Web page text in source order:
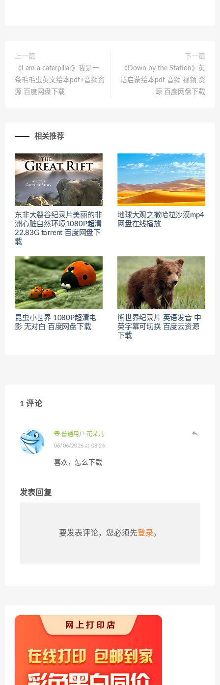
上一篇
《I am a caterpillar》我是一
条毛毛虫英文绘本pdf+音频资
源 百度网盘下载
下一篇
《Down by the Station》英
语启蒙绘本pdf 音频 视频 资
源 百度网盘下载
相关推荐
东非大裂谷纪录片美丽的非
洲心脏自然环境1080P超清
22.83G torrent 百度网盘下
载
地球大观之撒哈拉沙漠mp4
网盘在线播放
昆虫小世界 1080P超清电
影 无对白 百度网盘下载
熊世界纪录片 英语发音 中
英字幕可切换 百度云资源
下载
1 评论
普通用户 花朵儿
06/06/2026 at 08:26
喜欢，怎么下载
发表回复
要发表评论，您必须先登录。